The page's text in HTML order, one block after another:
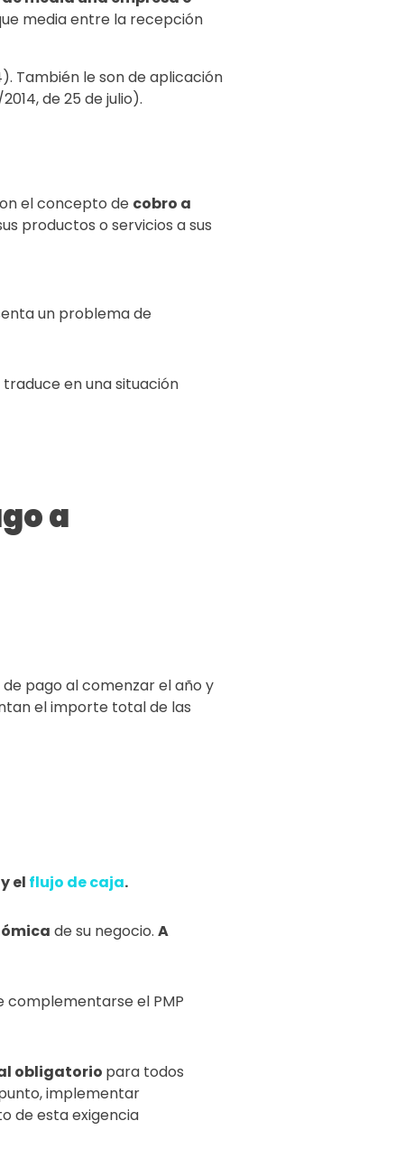
media entre la recepción
También le son de aplicación
de 25 de julio).
el concepto de cobro a
productos o servicios a sus
un problema de
en una situación
a
pago al comenzar el año y
el importe total de las
el flujo de caja.
de su negocio. A
complementarse el PMP
obligatorio para todos
implementar
de esta exigencia